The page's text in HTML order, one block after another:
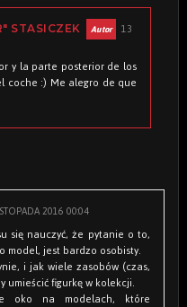
STASICZEK 13
y la parte posterior de los
coche :) Me alegro de que
2016 00:04
się nauczyć, że pytanie o to,
model, jest bardzo osobisty.
i jak wiele zasobów (czas,
umieścić figurkę w kolekcji.
oko na modelach, które